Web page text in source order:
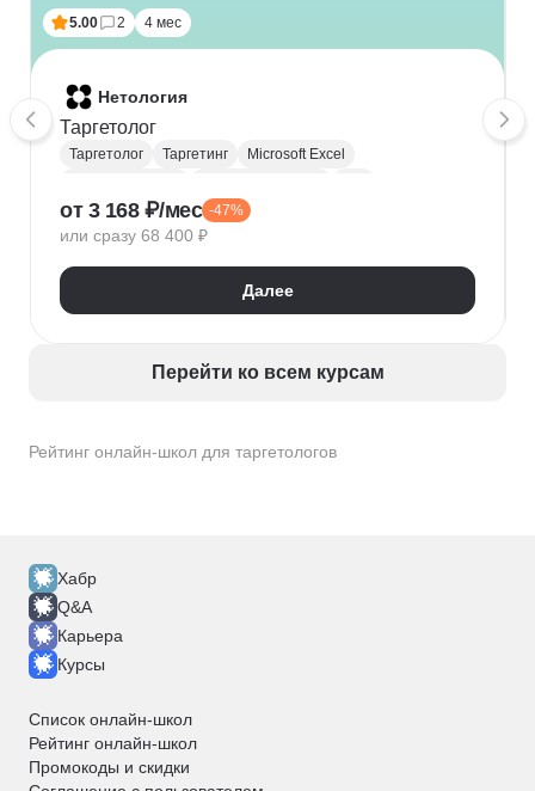
Рейтинг онлайн-школ для таргетологов
5.00 2 4 мес
Нетология
Таргетолог
Таргетолог Таргетинг
Microsoft Excel
Интернет маркетинг
от 3 168 ₽/мес -47%
или сразу 68 400 ₽
Далее
Перейти ко всем курсам
Хабр
Q&A
Карьера
Курсы
Список онлайн-школ
Рейтинг онлайн-школ
Промокоды и скидки